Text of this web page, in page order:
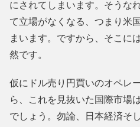
にされてしまいます。そうな
て立場がなくなる、つまり米
まいます。ですから、そこに
然です。
仮にドル売り円買いのオペレ
ら、これを見抜いた国際市場
でしょう。勿論、日本経済そ